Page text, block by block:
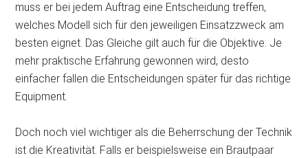
muss er bei jedem Auftrag eine Entscheidung treffen,
welches Modell sich für den jeweiligen Einsatzzweck am
besten eignet. Das Gleiche gilt auch für die Objektive. Je
mehr praktische Erfahrung gewonnen wird, desto
einfacher fallen die Entscheidungen später für das richtige
Equipment.
Doch noch viel wichtiger als die Beherrschung der Technik
ist die Kreativität. Falls er beispielsweise ein Brautpaar